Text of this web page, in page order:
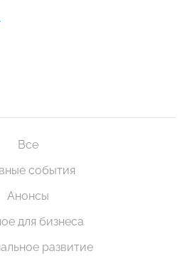
Все
события
Анонсы
для бизнеса
развитие